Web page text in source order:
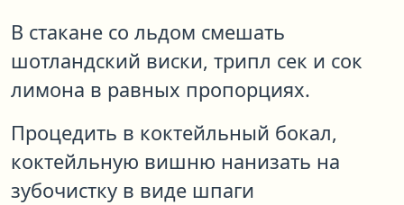
В стакане со льдом смешать
шотландский виски, трипл сек и сок
лимона в равных пропорциях.
Процедить в коктейльный бокал,
коктейльную вишню нанизать на
зубочистку в виде шпаги